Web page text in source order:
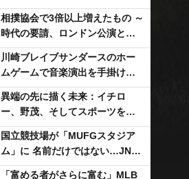
る～
相撲協会で3倍以上増えたもの ～
時代の要請、ロンドン公演と古
式大相撲
川崎ブレイブサンダースのホー
ムゲームで音楽演出を手掛ける
スチャダラパーが川崎新！アリ
ーナシティ・プロジェクトを語
る 「楽しみでしかないでしょ。
川崎は、ずっと成長曲線だか
ら」
異端の先に描く未来：イチロ
ー、野茂、そしてスポーツを支
える科学界の挑戦
国立競技場が「MUFGスタジア
ム」に 名前だけではない…JNSE
とMUFGが“共創”し描く地域活
「富める者がさらに富む」MLB